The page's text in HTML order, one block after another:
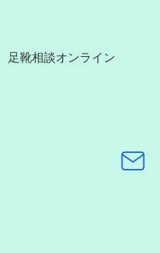
​足靴相談オンライン